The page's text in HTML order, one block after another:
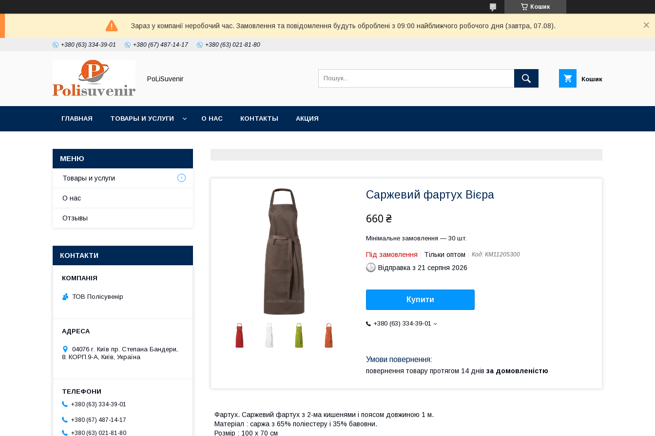
Кошик
Зараз у компанії неробочий час. Замовлення та повідомлення будуть оброблені з 09:00 найближчого робочого дня (завтра, 07.08).
+380 (63) 334-39-01 +380 (67) 487-14-17 +380 (63) 021-81-80
PoLiSuvenir Кошик
ГЛАВНАЯ ТОВАРЫ И УСЛУГИ О НАС КОНТАКТЫ АКЦИЯ
Саржевий фартух Вієра
660 ₴
Мінімальне замовлення — 30 шт.
Під замовлення Тільки оптом Код: КМ11205300
Відправка з 21 серпня 2026
Купити
+380 (63) 334-39-01
повернення товару протягом 14 днів за домовленістю
Фартух. Саржевий фартух з 2-ма кишенями і поясом довжиною 1 м.
Матеріал : саржа з ​​65% поліестеру і 35% бавовни.
Розмір : 100 x 70 cм
Товары и услуги
О нас
Отзывы
КОНТАКТИ
ТОВ Полісувенір
04076 г. Київ пр. Степана Бандери,
8. КОРП.9-А, Київ, Україна
+380 (63) 334-39-01
+380 (67) 487-14-17
+380 (63) 021-81-80